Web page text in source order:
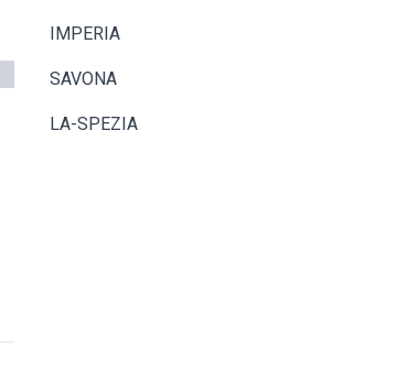
IMPERIA
SAVONA
LA-SPEZIA